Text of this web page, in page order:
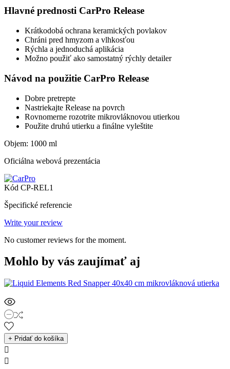
Hlavné prednosti CarPro Release
Krátkodobá ochrana keramických povlakov
Chráni pred hmyzom a vlhkosťou
Rýchla a jednoduchá aplikácia
Možno použiť ako samostatný rýchly detailer
Návod na použitie CarPro Release
Dobre pretrepte
Nastriekajte Release na povrch
Rovnomerne rozotrite mikrovláknovou utierkou
Použite druhú utierku a finálne vyleštite
Objem: 1000 ml
Oficiálna webová prezentácia
Kód CP-REL1
Špecifické referencie
Write your review
No customer reviews for the moment.
Mohlo by vás zaujímať aj
+ Pridať do košíka

